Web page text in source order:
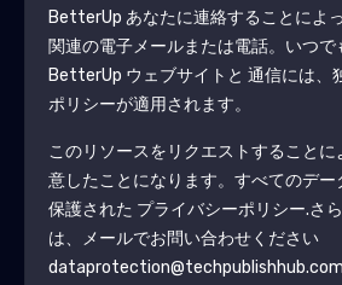
BetterUp あなたに連絡することによ
関連の電子メールまたは電話。いつで
BetterUp ウェブサイトと 通信には、
ポリシーが適用されます。
このリソースをリクエストすることに
意したことになります。すべてのデー
保護された プライバシーポリシー.さ
は、メールでお問い合わせください
dataprotection@techpublishhub.com